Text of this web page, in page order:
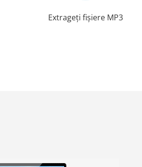
Extrageți fișiere MP3